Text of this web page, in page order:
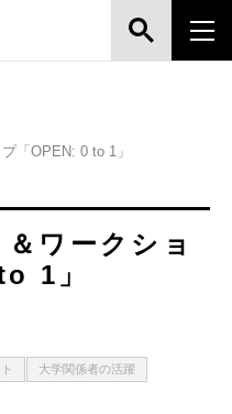
「OPEN: 0 to 1」
ワークショ
1」
大学関係者の活躍